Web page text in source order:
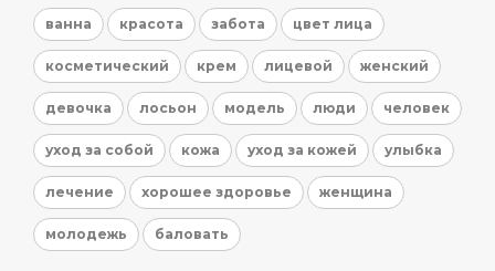
ванна красота забота цвет лица
косметический крем лицевой женский
девочка лосьон модель люди человек
уход за собой кожа уход за кожей улыбка
лечение хорошее здоровье женщина
молодежь баловать